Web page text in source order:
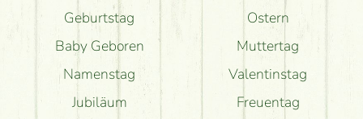
Geburtstag
Baby Geboren
Namenstag
Jubiläum
Ostern
Muttertag
Valentinstag
Freuentag